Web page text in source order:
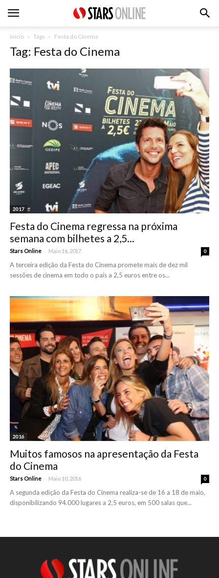
Inicio Tags Festa do Cinema
Tag: Festa do Cinema
2017
Festa do Cinema regressa na próxima
semana com bilhetes a 2,5...
Stars Online - Maio 16, 2017 0
A terceira edição da Festa do Cinema promete mais de dez mil
sessões de cinema em todo o país a 2,5 euros entre os...
2016
Muitos famosos na apresentação da Festa
do Cinema
Stars Online - Maio 10, 2016 0
A segunda edição da Festa do Cinema realiza-se de 16 a 18 de maio,
disponibilizando 94.000 lugares a 2,5 euros, em 500 salas que...